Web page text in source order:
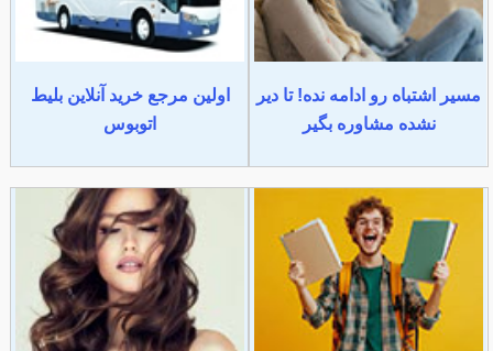
مسیر اشتباه رو ادامه نده! تا دیر
نشده مشاوره بگیر
اولین مرجع خرید آنلاین بلیط
اتوبوس